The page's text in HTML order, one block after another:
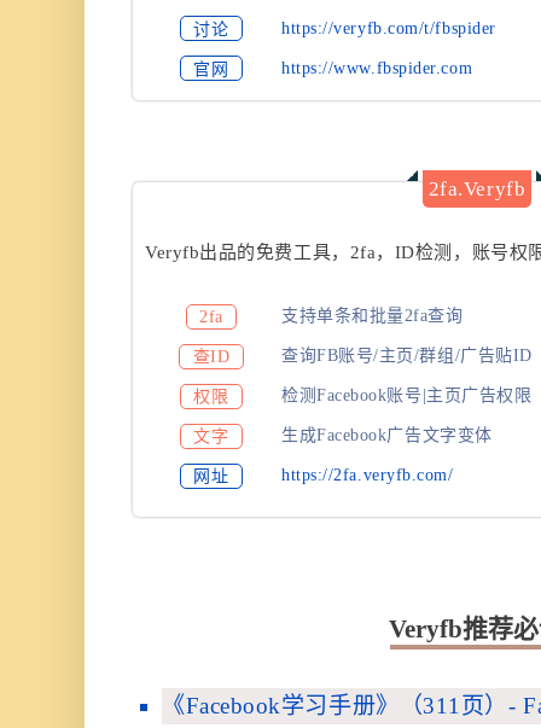
讨论 https://veryfb.com/t/fbspider
官网 https://www.fbspider.com
2fa.Veryfb
Veryfb出品的免费工具，2fa，ID检测，账号权
2fa 支持单条和批量2fa查询
查ID 查询FB账号/主页/群组/广告贴ID
权限 检测Facebook账号|主页广告权限
文字 生成Facebook广告文字变体
网址 https://2fa.veryfb.com/
Veryfb推荐
《Facebook学习手册》（311页）-